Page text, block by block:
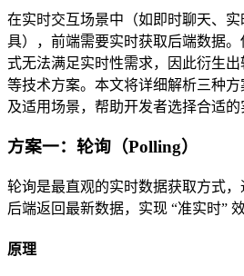
在实时交互场景中（如即时聊天、
具），前端需要实时获取后端数据。
式无法满足实时性需求，因此衍生出
等技术方案。本文将详细解析三种
及适用场景，帮助开发者选择合适的
方案一：轮询（Polling）
轮询是最直观的实时数据获取方式，
后端返回最新数据，实现 “准实时” 效
原理